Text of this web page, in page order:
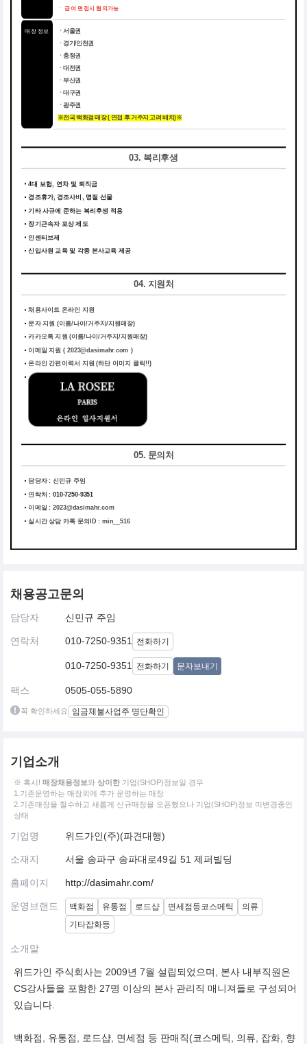
ㆍ 급여 면접시 협의가능
매장 정보 ㆍ서울권
ㆍ경기/인천권
ㆍ충청권
ㆍ대전권
ㆍ부산권
ㆍ대구권
ㆍ광주권
※전국 백화점 매장 ( 면접 후 거주지 고려 배치)※
03. 복리후생
4대 보험, 연차 및 퇴직금
경조휴가, 경조사비, 명절 선물
기타 사규에 준하는 복리후생 적용
장기근속자 포상 제도
인센티브제
신입사원 교육 및 각종 본사교육 제공
04. 지원처
채용사이트 온라인 지원
문자 지원 (이름/나이/거주지/지원매장)
카카오톡 지원 (이름/나이/거주지/지원매장)
이메일 지원 ( 2023@dasimahr.com )
온라인 간편이력서 지원 (하단 이미지 클릭!!)
05. 문의처
담당자 : 신민규 주임
연락처 :010-7250-9351
이메일 :2023@dasimahr.com
실시간 상담 카톡 문의ID : min__516
채용공고문의
담당자 신민규 주임
연락처 010-7250-9351 전화하기
010-7250-9351 전화하기 문자보내기
팩스 0505-055-5890
꼭 확인하세요 임금체불사업주 명단확인
기업소개
※ 혹시! 매장채용정보와 상이한 기업(SHOP)정보일 경우
1.기존운영하는 매장외에 추가 운영하는 매장
2.기존매장을 철수하고 새롭게 신규매장을 오픈했으나 기업(SHOP)정보 미변경중인
상태
기업명 위드가인(주)(파견대행)
소재지 서울 송파구 송파대로49길 51 제퍼빌딩
홈페이지 http://dasimahr.com/
운영브랜드 백화점 유통점 로드샵 면세점등코스메틱
의류
기타잡화등
소개말
위드가인 주식회사는 2009년 7월 설립되었으며, 본사 내부직원은
CS강사들을 포함한 27명 이상의 본사 관리직 매니져들로 구성되어
있습니다.
백화점, 유통점, 로드샵, 면세점 등 판매직(코스메틱, 의류, 잡화, 향